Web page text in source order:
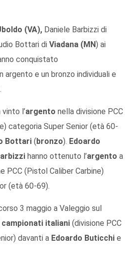
(VA), Daniele Barbizzi di
Bottari di Viadana (MN) ai
conquistato
argento e un bronzo individuali e
vinto l’argento nella divisione PCC
categoria Super Senior (età 60-
Bottari (bronzo). Edoardo
hanno ottenuto l’argento a
PCC (Pistol Caliber Carbine)
(età 60-69).
3 maggio a Valeggio sul
campionati italiani (divisione PCC
davanti a Edoardo Buticchi e